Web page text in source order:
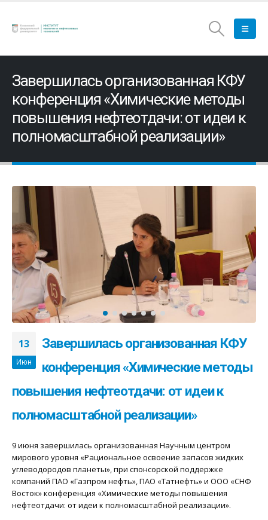
Завершилась организованная КФУ
конференция «Химические методы
повышения нефтеотдачи: от идеи к
полномасштабной реализации»
13
Июн
Завершилась организованная КФУ
конференция «Химические методы
повышения нефтеотдачи: от идеи к
полномасштабной реализации»
9 июня завершилась организованная Научным центром
мирового уровня «Рациональное освоение запасов жидких
углеводородов планеты», при спонсорской поддержке
компаний ПАО «Газпром нефть», ПАО «Татнефть» и ООО «СНФ
Восток» конференция «Химические методы повышения
нефтеотдачи: от идеи к полномасштабной реализации».